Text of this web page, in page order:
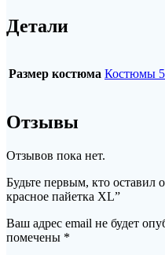
Детали
Размер костюма Костюмы
Отзывы
Отзывов пока нет.
Будьте первым, кто оставил
красное пайетка XL”
Ваш адрес email не будет
помечены *